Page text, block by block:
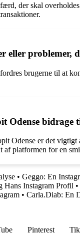
der skal
problemer,
brugerne til at
Odense
Odense er det
af platformen for en
• Geggo: En
Hans Instagram Profil •
• Carla.Diab: En
Pinterest